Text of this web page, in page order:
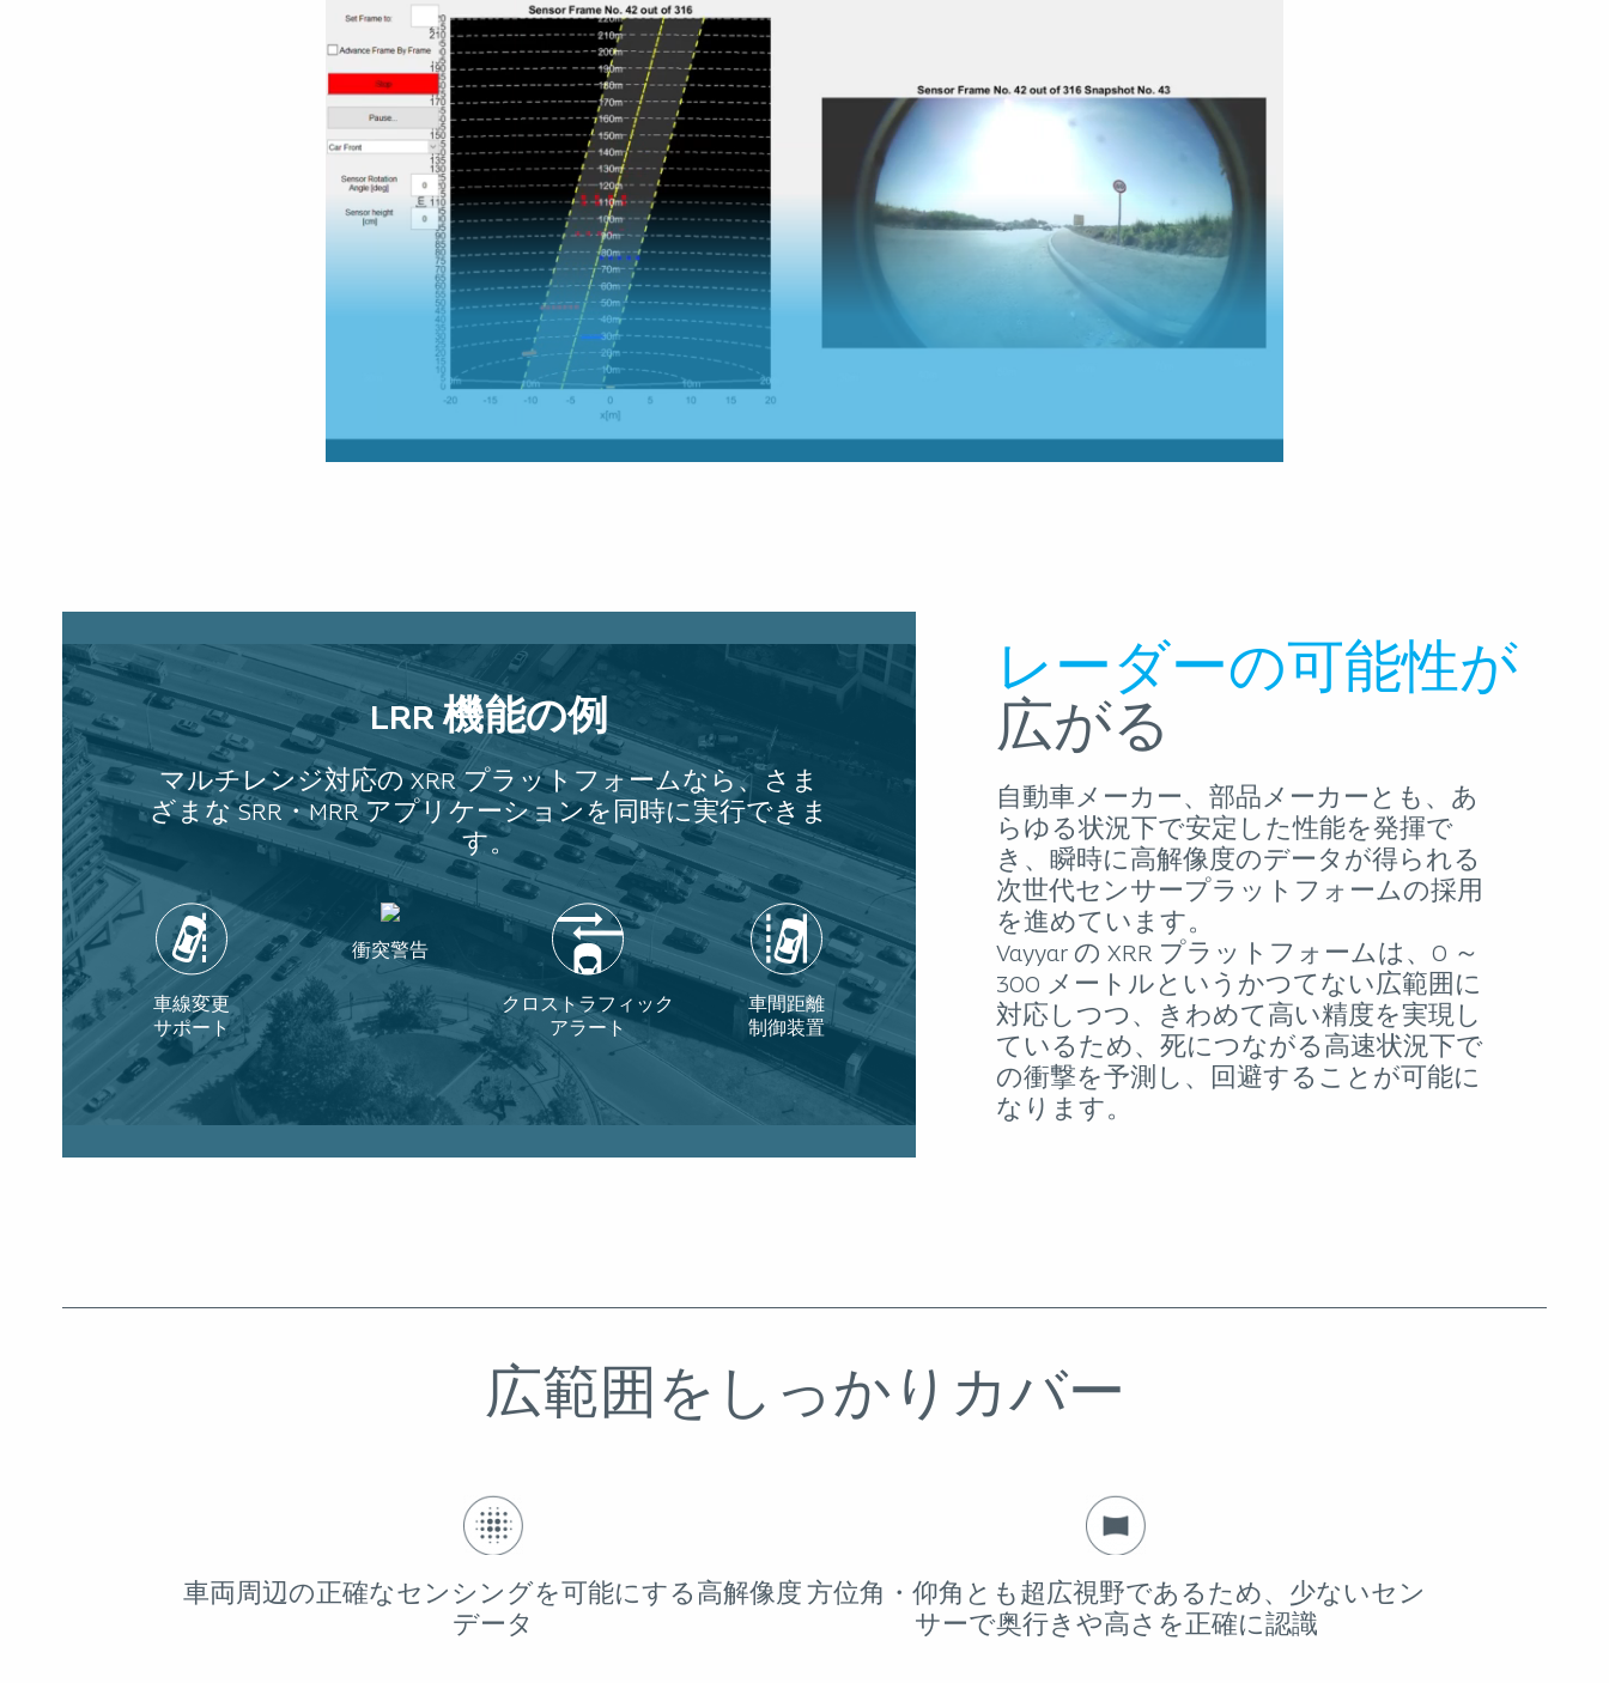
LRR 機能の例
マルチレンジ対応の XRR プラットフォームなら、さま
ざまな SRR・MRR アプリケーションを同時に実行できま
す。
車線変更
サポート
衝突警告
クロストラフィック
アラート
車間距離
制御装置
レーダーの可能性が
広がる
自動車メーカー、部品メーカーとも、あ
らゆる状況下で安定した性能を発揮で
き、瞬時に高解像度のデータが得られる
次世代センサープラットフォームの採用
を進めています。
Vayyar の XRR プラットフォームは、0 ～
300 メートルというかつてない広範囲に
対応しつつ、きわめて高い精度を実現し
ているため、死につながる高速状況下で
の衝撃を予測し、回避することが可能に
なります。
広範囲をしっかりカバー
車両周辺の正確なセンシングを可能にする高解像度
データ
方位角・仰角とも超広視野であるため、少ないセン
サーで奥行きや高さを正確に認識